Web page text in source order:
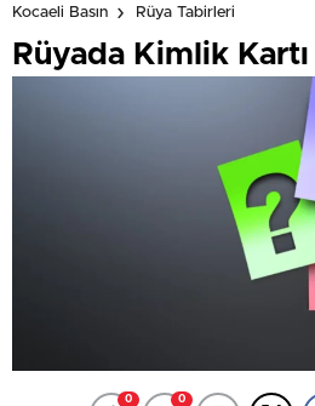
Kocaeli Basın Rüya Tabirleri
Rüyada Kimlik Kartı
0 0